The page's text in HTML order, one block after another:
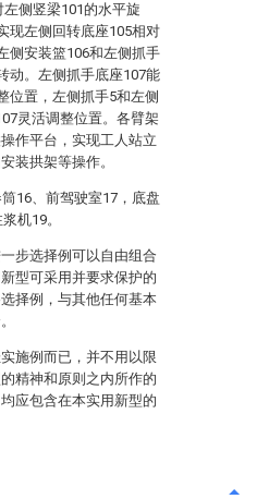
侧竖梁101的水平旋
现左侧回转底座105相对
侧安装篮106和左侧抓手
动。左侧抓手底座107能
位置，左侧抓手5和左侧
灵活调整位置。各臂架
作平台，实现工人站立
装拱架等操作。
16、前驾驶室17，底盘
机19。
步选择例可以自由组合
型可采用并要求保护的
择例，与其他任何基本
施例而已，并不用以限
精神和原则之内所作的
应包含在本实用新型的